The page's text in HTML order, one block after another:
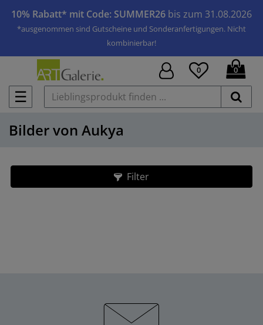
10% Rabatt* mit Code: SUMMER26 bis zum 31.08.2026
*ausgenommen sind Gutscheine und Sonderanfertigungen. Nicht
kombinierbar!
☰
0 0
Bilder von Aukya
Filter